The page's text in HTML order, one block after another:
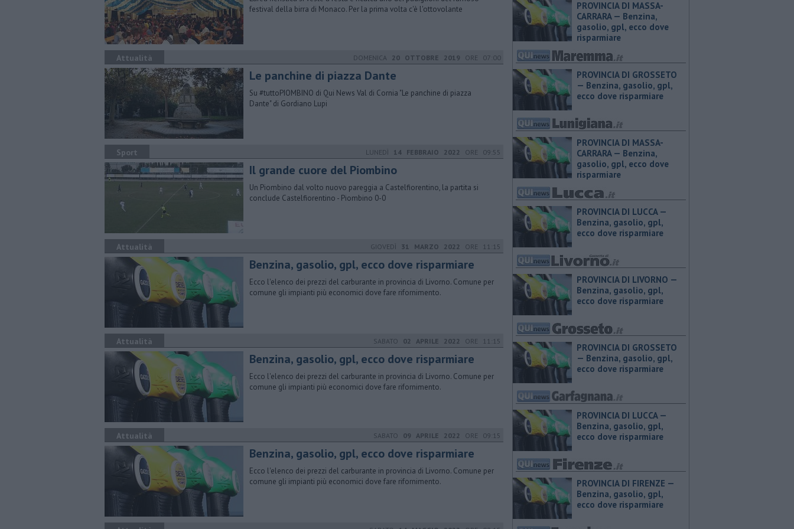
festival della birra di Monaco. Per la prima volta c'è l'ottovolante
Attualità DOMENICA 20 OTTOBRE 2019 ORE 07:00
Le panchine di piazza Dante
Su #tuttoPIOMBINO di Qui News Val di Cornia "Le panchine di piazza
Dante" di Gordiano Lupi
Sport LUNEDÌ 14 FEBBRAIO 2022 ORE 09:55
Il grande cuore del Piombino
Un Piombino dal volto nuovo pareggia a Castelfiorentino, la partita si
conclude Castelfiorentino - Piombino 0-0
Attualità GIOVEDÌ 31 MARZO 2022 ORE 11:15
​Benzina, gasolio, gpl, ecco dove risparmiare
Ecco l'elenco dei prezzi del carburante in provincia di Livorno. Comune per
comune gli impianti più economici dove fare rifornimento.
Attualità SABATO 02 APRILE 2022 ORE 11:15
​Benzina, gasolio, gpl, ecco dove risparmiare
Ecco l'elenco dei prezzi del carburante in provincia di Livorno. Comune per
comune gli impianti più economici dove fare rifornimento.
Attualità SABATO 09 APRILE 2022 ORE 09:15
​Benzina, gasolio, gpl, ecco dove risparmiare
Ecco l'elenco dei prezzi del carburante in provincia di Livorno. Comune per
comune gli impianti più economici dove fare rifornimento.
PROVINCIA DI MASSA-
CARRARA — ​Benzina,
gasolio, gpl, ecco dove
risparmiare
PROVINCIA DI GROSSETO
— ​Benzina, gasolio, gpl,
ecco dove risparmiare
PROVINCIA DI MASSA-
CARRARA — ​Benzina,
gasolio, gpl, ecco dove
risparmiare
PROVINCIA DI LUCCA — ​
Benzina, gasolio, gpl,
ecco dove risparmiare
PROVINCIA DI LIVORNO — ​
Benzina, gasolio, gpl,
ecco dove risparmiare
PROVINCIA DI GROSSETO
— ​Benzina, gasolio, gpl,
ecco dove risparmiare
PROVINCIA DI LUCCA — ​
Benzina, gasolio, gpl,
ecco dove risparmiare
PROVINCIA DI FIRENZE — ​
Benzina, gasolio, gpl,
ecco dove risparmiare